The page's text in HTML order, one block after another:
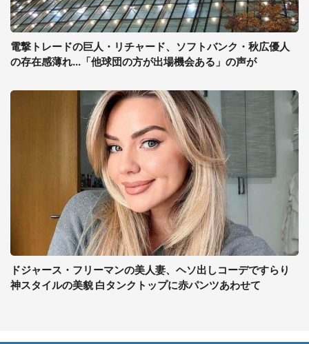
電撃トレードの巨人・リチャード、ソフトバンク・秋広優人
の存在感薄れ...「他球団の方が出場機会ある」の声が
ドジャース・フリーマンの美人妻、ヘソ出しコーデですらり
神スタイルの美貌 白タンクトップに赤パンツあわせて